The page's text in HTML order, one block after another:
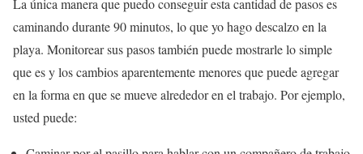
La única manera que puedo conseguir esta cantidad de pasos es
caminando durante 90 minutos, lo que yo hago descalzo en la
playa. Monitorear sus pasos también puede mostrarle lo simple
que es y los cambios aparentemente menores que puede agregar
en la forma en que se mueve alrededor en el trabajo. Por ejemplo,
usted puede: